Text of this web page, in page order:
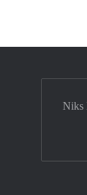
Niks